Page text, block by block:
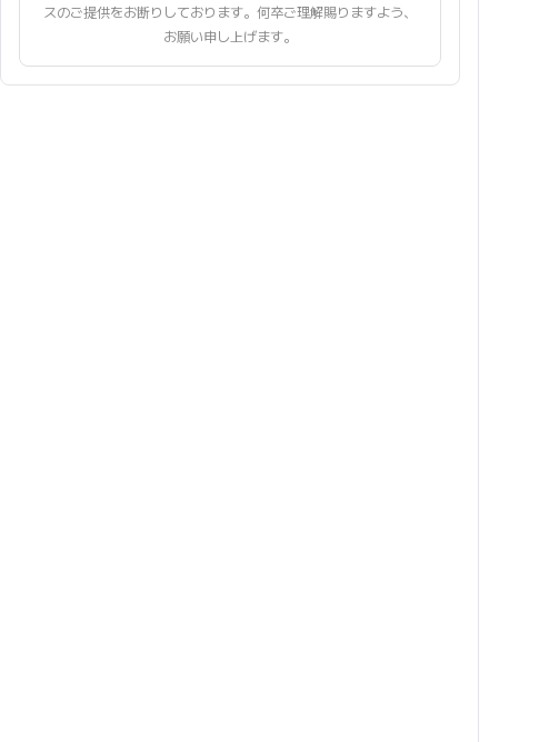
スのご提供をお断りしております。何卒ご理解賜りますよう、
お願い申し上げます。